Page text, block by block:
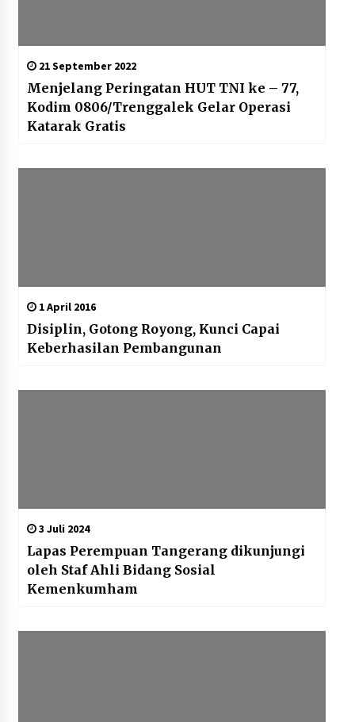
21 September 2022
Menjelang Peringatan HUT TNI ke – 77,
Kodim 0806/Trenggalek Gelar Operasi
Katarak Gratis
1 April 2016
Disiplin, Gotong Royong, Kunci Capai
Keberhasilan Pembangunan
3 Juli 2024
Lapas Perempuan Tangerang dikunjungi
oleh Staf Ahli Bidang Sosial
Kemenkumham